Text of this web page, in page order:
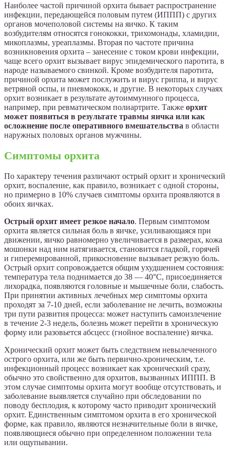
Наиболее частой причиной орхита бывает распространение
инфекции, передающейся половым путем (ИППП) с других
органов мочеполовой системы на яичко. К таким
возбудителям относятся гонококки, трихомонады, хламидии,
микоплазмы, уреаплазмы. Вторая по частоте причина
возникновения орхита – занесение с током крови инфекции,
чаще всего орхит вызывает вирус эпидемического паротита, в
народе называемого свинкой. Кроме возбудителя паротита,
причиной орхита может послужить и вирус гриппа, и вирус
ветряной оспы, и пневмококк, и другие. В некоторых случаях
орхит возникает в результате аутоиммунного процесса,
например, при ревматическом полиартрите. Также орхит
может появиться в результате травмы яичка или как
осложнение после оперативного вмешательства в области
наружных половых органов мужчины.
Симптомы орхита
По характеру течения различают острый орхит и хронический
орхит, воспаление, как правило, возникает с одной стороны,
но примерно в 10% случаев симптомы орхита проявляются в
обоих яичках.
Острый орхит имеет резкое начало. Первым симптомом
орхита является сильная боль в яичке, усиливающаяся при
движении, яичко равномерно увеличивается в размерах, кожа
мошонки над ним натягивается, становится гладкой, горячей
и гиперемированной, прикосновение вызывает резкую боль.
Острый орхит сопровождается общим ухудшением состояния:
температура тела поднимается до 38 — 40°С, присоединяется
лихорадка, появляются головные и мышечные боли, слабость.
При принятии активных лечебных мер симптомы орхита
проходят за 7-10 дней, если заболевание не лечить, возможны
три пути развития процесса: может наступить самоизлечение
в течение 2-3 недель, болезнь может перейти в хроническую
форму или разовьется абсцесс (гнойное воспаление) яичка.
Хронический орхит может быть следствием невылеченного
острого орхита, или же быть первично-хроническим, т.е.
инфекционный процесс возникает как хронический сразу,
обычно это свойственно для орхитов, вызванных ИППП. В
этом случае симптомы орхита могут вообще отсутствовать, и
заболевание выявляется случайно при обследовании по
поводу бесплодия, к которому часто приводит хронический
орхит. Единственным симптомом орхита в его хронической
форме, как правило, являются незначительные боли в яичке,
появляющиеся обычно при определенном положении тела
или ощупывании.